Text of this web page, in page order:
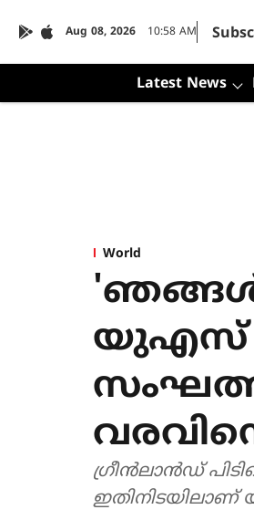
Aug 08, 2026 10:58 AM
Latest News
World
'ഞങ്ങള്‍
യുഎസ്
ഗ്രീന്‍ലാന്‍ഡ്